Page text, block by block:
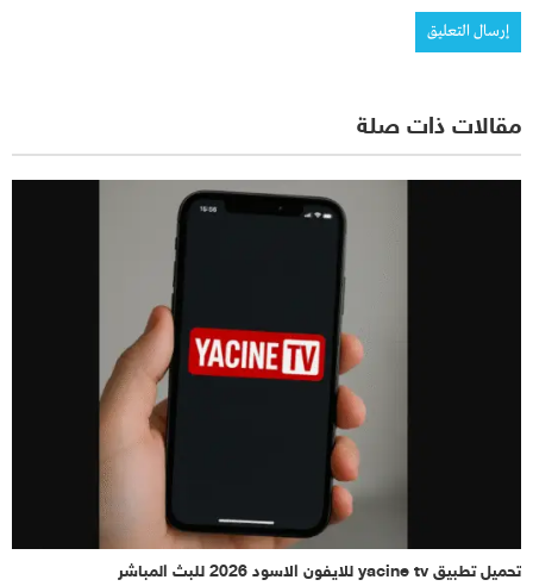
مقالات ذات صلة
تحميل تطبيق yacine tv للايفون الاسود 2026 للبث المباشر